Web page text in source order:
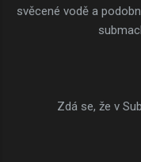
svěcené vodě a
Zdá se, že v